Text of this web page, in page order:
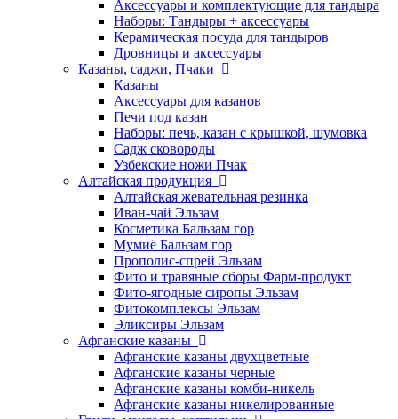
Аксессуары и комплектующие для тандыра
Наборы: Тандыры + аксессуары
Керамическая посуда для тандыров
Дровницы и аксессуары
Казаны, саджи, Пчаки
Казаны
Аксессуары для казанов
Печи под казан
Наборы: печь, казан с крышкой, шумовка
Садж сковороды
Узбекские ножи Пчак
Алтайская продукция
Алтайская жевательная резинка
Иван-чай Эльзам
Косметика Бальзам гор
Мумиё Бальзам гор
Прополис-спрей Эльзам
Фито и травяные сборы Фарм-продукт
Фито-ягодные сиропы Эльзам
Фитокомплексы Эльзам
Эликсиры Эльзам
Афганские казаны
Афганские казаны двухцветные
Афганские казаны черные
Афганские казаны комби-никель
Афганские казаны никелированные